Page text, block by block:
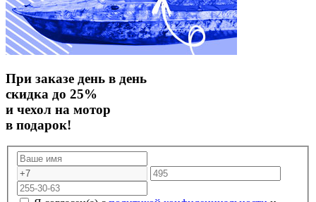
При заказе день в день
скидка до 25%
и чехол на мотор
в подарок!